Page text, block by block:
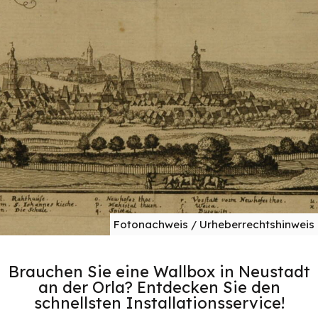
Fotonachweis / Urheberrechtshinweis
Brauchen Sie eine Wallbox in Neustadt
an der Orla? Entdecken Sie den
schnellsten Installationsservice!